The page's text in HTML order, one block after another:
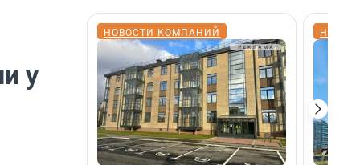
у
НОВОСТИ КОМПАНИЙ